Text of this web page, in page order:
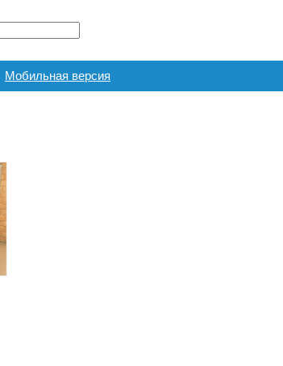
Мобильная версия